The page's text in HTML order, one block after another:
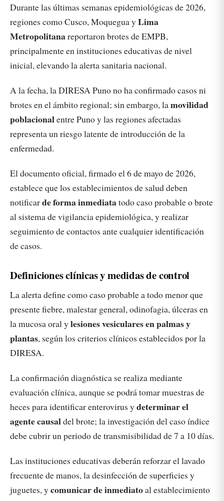
Durante las últimas semanas epidemiológicas de 2026,
regiones como Cusco, Moquegua yLima
Metropolitanareportaron brotes de EMPB,
principalmente en instituciones educativas de nivel
inicial, elevando la alerta sanitaria nacional.
A la fecha, la DIRESA Puno no ha confirmado casos ni
brotes en el ámbito regional; sin embargo, lamovilidad
poblacionalentre Puno y las regiones afectadas
representa un riesgo latente de introducción de la
enfermedad.
El documento oficial, firmado el 6 de mayo de 2026,
establece que los establecimientos de salud deben
notificarde forma inmediatatodo caso probable o brote
al sistema de vigilancia epidemiológica, y realizar
seguimiento de contactos ante cualquier identificación
de casos.
Definiciones clínicas y medidas de control
La alerta define como caso probable a todo menor que
presente fiebre, malestar general, odinofagia, úlceras en
la mucosa oral ylesiones vesiculares en palmas y
plantas, según los criterios clínicos establecidos por la
DIRESA.
La confirmación diagnóstica se realiza mediante
evaluación clínica, aunque se podrá tomar muestras de
heces para identificar enterovirus ydeterminar el
agente causaldel brote; la investigación del caso índice
debe cubrir un periodo de transmisibilidad de 7 a 10 días.
Las instituciones educativas deberán reforzar el lavado
frecuente de manos, la desinfección de superficies y
juguetes, ycomunicar de inmediatoal establecimiento